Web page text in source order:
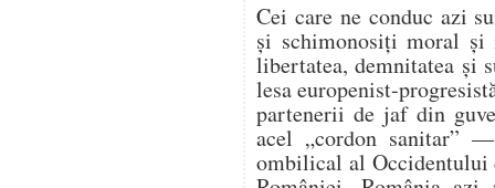
Cei care ne conduc azi
și schimonosiți moral și
libertatea, demnitatea și
lesa europenist-
partenerii de jaf din
acel „cordon sanitar”
ombilical al Occidentului